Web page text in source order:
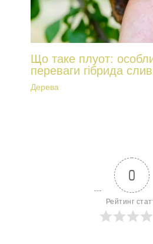
Що таке плуот:
переваги гібрида
Дерева
0
Рейтинг